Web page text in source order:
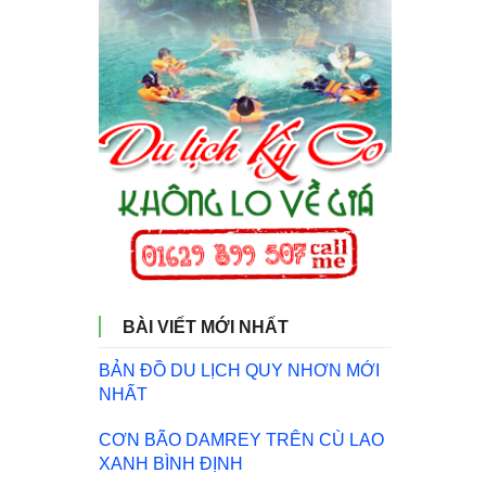
BÀI VIẾT MỚI NHẤT
BẢN ĐỒ DU LỊCH QUY NHƠN MỚI
NHẤT
CƠN BÃO DAMREY TRÊN CÙ LAO
XANH BÌNH ĐỊNH